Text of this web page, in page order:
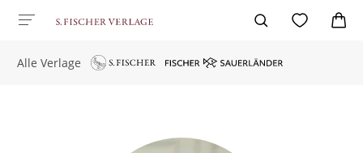
Alle Verlage